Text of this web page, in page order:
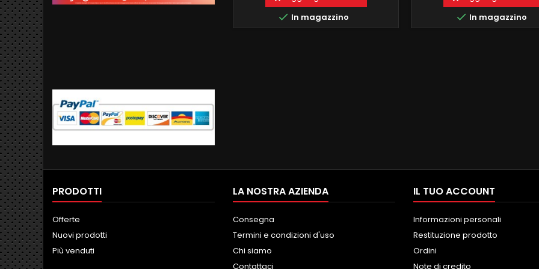
ANTIRIFLESSO PROCESSORE OCTACORE
, JOYSTICK GIA IN DOTAZIONE 2 RAM+32
GB ROM CON SCHERMO ANTIRIFLESSO
 In magazzino
ROM ANDROID11 FUNZIONE
COMPATIBILE MODULO
INTEGRATO BLUETOOTH
 In magazzino
PRODOTTI
Offerte
Nuovi prodotti
Più venduti
LA NOSTRA AZIENDA
Consegna
Termini e condizioni d'uso
Chi siamo
Contattaci
IL TUO ACCOUNT
Informazioni personali
Restituzione prodotto
Ordini
Note di credito